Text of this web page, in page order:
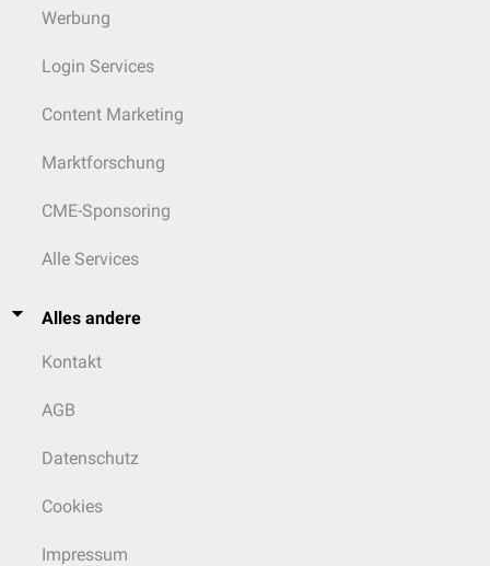
Werbung
Login Services
Content Marketing
Marktforschung
CME-Sponsoring
Alle Services
Alles andere
Kontakt
AGB
Datenschutz
Cookies
Impressum